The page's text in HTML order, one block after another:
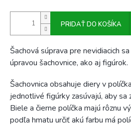
PRIDAŤ DO KOŠÍKA
Šachová súprava pre nevidiacich
úpravou šachovnice, ako aj figúrok.
Šachovnica obsahuje diery v
jednotlivé figúrky zasúvajú, aby sa
Biele a čierne políčka majú rôznu
podľa hmatu určiť akú farbu má